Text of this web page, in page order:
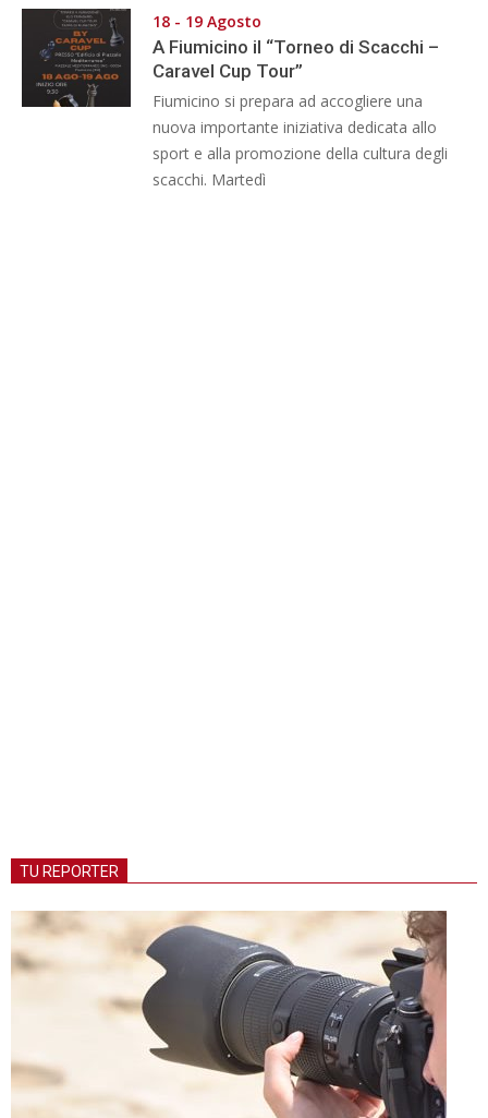
18 - 19 Agosto
A Fiumicino il “Torneo di Scacchi –
Caravel Cup Tour”
Fiumicino si prepara ad accogliere una
nuova importante iniziativa dedicata allo
sport e alla promozione della cultura degli
scacchi. Martedì
TU REPORTER